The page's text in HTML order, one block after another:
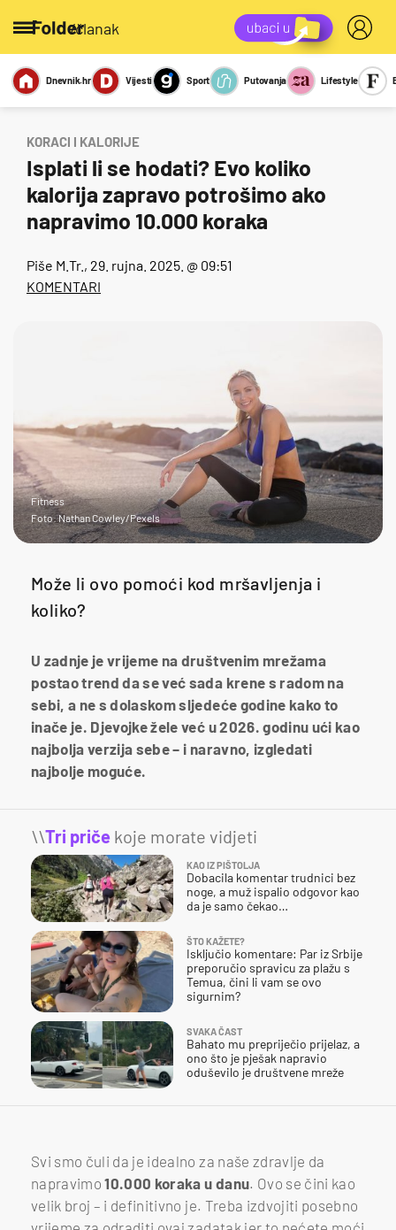
/članak
Miks Kviz
Report
Sexy
Dnevnik.hr Vijesti Sport Putovanja Lifestyle
KORACI I KALORIJE
Isplati li se hodati? Evo koliko
kalorija zapravo potrošimo ako
napravimo 10.000 koraka
Piše M.Tr. , 29. rujna. 2025. @ 09:51
KOMENTARI
Fitness
Foto: Nathan Cowley/Pexels
Može li ovo pomoći kod mršavljenja i
koliko?
U zadnje je vrijeme na društvenim mrežama
postao trend da se već sada krene s radom na
sebi, a ne s dolaskom sljedeće godine kako to
inače je. Djevojke žele već u 2026. godinu ući kao
najbolja verzija sebe – i naravno, izgledati
najbolje moguće.
\\Tri priče koje morate vidjeti
KAO IZ PIŠTOLJA
Dobacila komentar trudnici bez
noge, a muž ispalio odgovor kao
da je samo čekao…
ŠTO KAŽETE?
Isključio komentare: Par iz Srbije
preporučio spravicu za plažu s
Temua, čini li vam se ovo
sigurnim?
SVAKA ČAST
Bahato mu prepriječio prijelaz, a
ono što je pješak napravio
oduševilo je društvene mreže
Svi smo čuli da je idealno za naše zdravlje da
napravimo10.000 koraka u danu. Ovo se čini kao
velik broj – i definitivno je. Treba izdvojiti posebno